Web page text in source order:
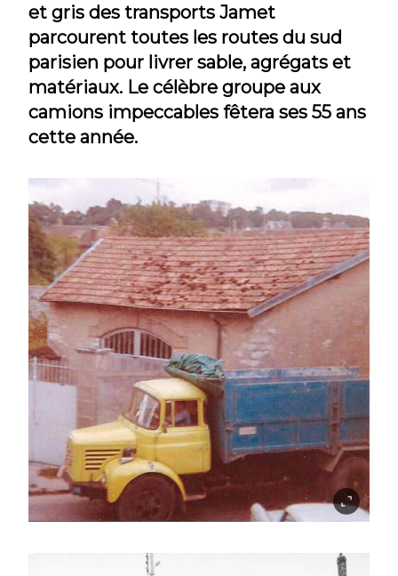
et gris des transports Jamet
parcourent toutes les routes du sud
parisien pour livrer sable, agrégats et
matériaux. Le célèbre groupe aux
camions impeccables fêtera ses 55 ans
cette année.